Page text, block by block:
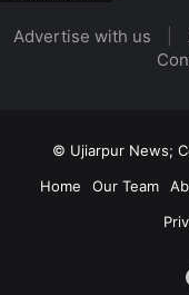
Advertise with us
© Ujiarpur News;
Home
Our Team